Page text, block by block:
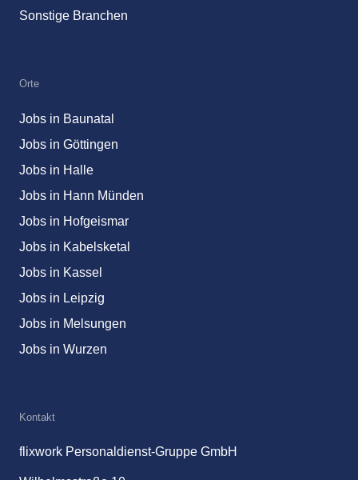
Sonstige Branchen
Orte
Jobs in Baunatal
Jobs in Göttingen
Jobs in Halle
Jobs in Hann Münden
Jobs in Hofgeismar
Jobs in Kabelsketal
Jobs in Kassel
Jobs in Leipzig
Jobs in Melsungen
Jobs in Wurzen
Kontakt
flixwork Personaldienst-Gruppe GmbH